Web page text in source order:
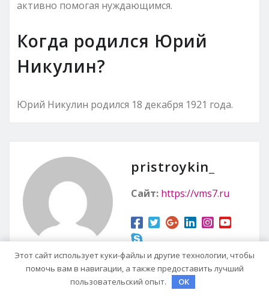
активно помогая нуждающимся.
Когда родился Юрий
Никулин?
Юрий Никулин родился 18 декабря 1921 года.
pristroykin_
Сайт: https://vms7.ru
Этот сайт использует куки-файлы и другие технологии, чтобы
помочь вам в навигации, а также предоставить лучший
пользовательский опыт.
OK